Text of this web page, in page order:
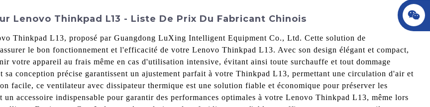
Lenovo Thinkpad L13 - Liste De Prix Du Fabricant Chinois
Thinkpad L13, proposé par Guangdong LuXing Intelligent Equipment Co., Ltd. Cette solution de
le bon fonctionnement et l'efficacité de votre Lenovo Thinkpad L13. Avec son design élégant et compact,
votre appareil au frais même en cas d'utilisation intensive, évitant ainsi toute surchauffe et tout dommage
conception précise garantissent un ajustement parfait à votre Thinkpad L13, permettant une circulation d'air et
facile, ce ventilateur avec dissipateur thermique est une solution fiable et économique pour préserver les
accessoire indispensable pour garantir des performances optimales à votre Lenovo Thinkpad L13, même lors